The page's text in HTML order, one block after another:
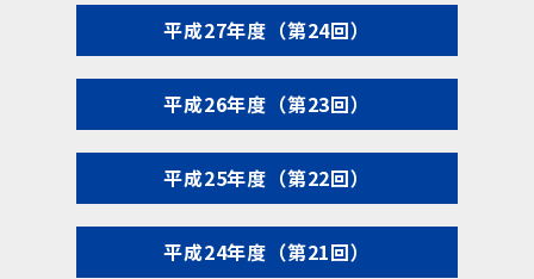
平成27年度（第24回）
平成26年度（第23回）
平成25年度（第22回）
平成24年度（第21回）